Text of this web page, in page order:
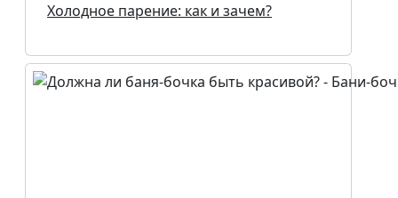
Холодное парение: как и зачем?